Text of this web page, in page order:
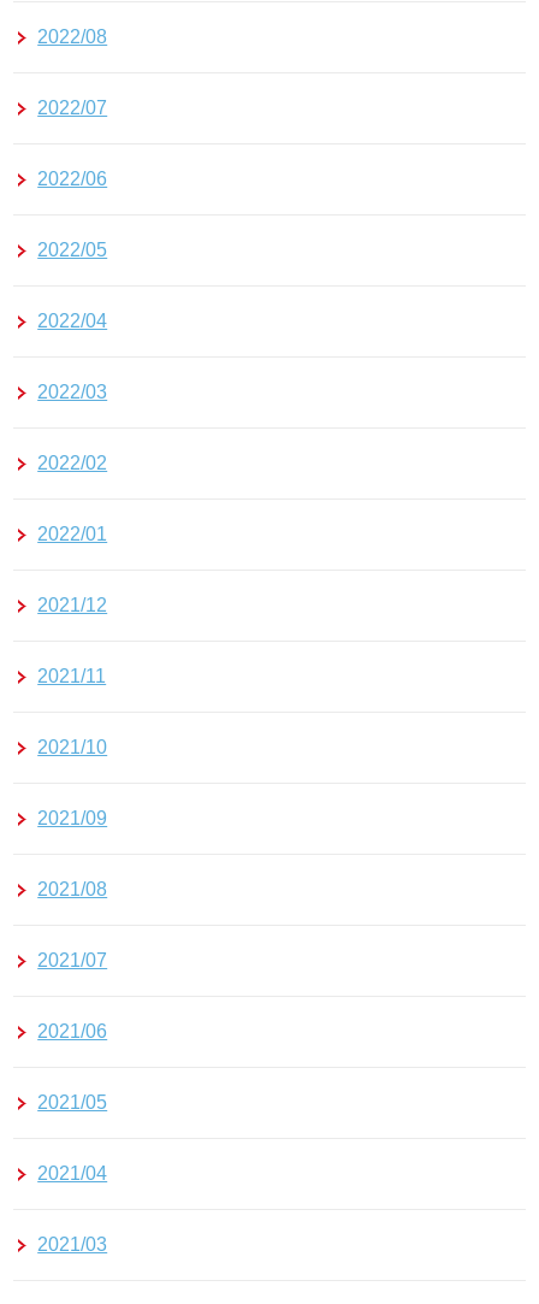
2022/08
2022/07
2022/06
2022/05
2022/04
2022/03
2022/02
2022/01
2021/12
2021/11
2021/10
2021/09
2021/08
2021/07
2021/06
2021/05
2021/04
2021/03